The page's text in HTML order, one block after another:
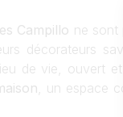
Campillo ne sont
décorateurs
de vie, ouvert et
, un espace